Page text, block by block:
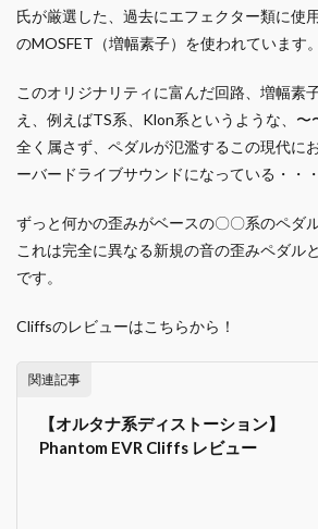
氏が厳選した、過去にエフェクター類に使
のMOSFET（増幅素子）を使われています。
このオリジナリティに富んだ回路、増幅素
え、例えばTS系、Klon系というような、〜
全く属さず、ペダルが氾濫するこの現代に
ーバードライブサウンドになっている・・
ずっと何かの歪みがベースの〇〇系のペダ
これは完全に異なる新規の音の歪みペダル
です。
Cliffsのレビューはこちらから！
関連記事
【オルタナ系ディストーション】
Phantom EVR Cliffs レビュー